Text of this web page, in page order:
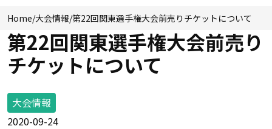
Home/大会情報/第22回関東選手権大会前売りチケットについて
第22回関東選手権大会前売り
チケットについて
大会情報
2020-09-24